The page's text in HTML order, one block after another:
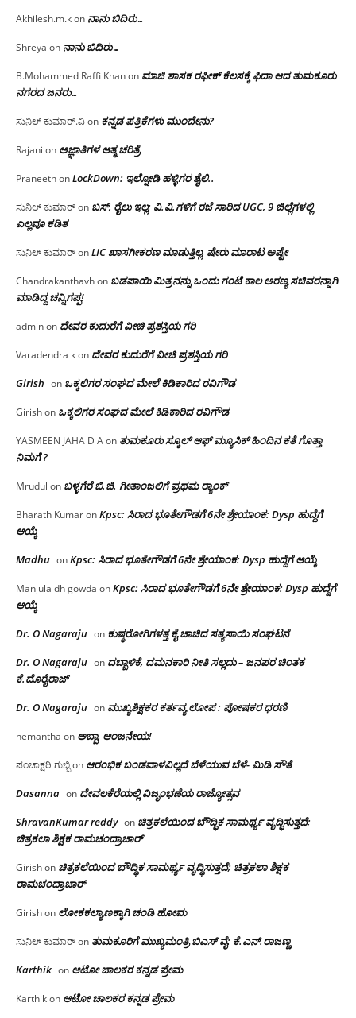
Akhilesh.m.kon ನಾನು ಬಿದಿರು…
Shreya on ನಾನು ಬಿದಿರು…
B.Mohammed Raffi Khanon ಮಾಜಿ ಶಾಸಕ ರಫೀಕ್ ಕೆಲಸಕ್ಕೆ ಫಿದಾ ಆದ ತುಮಕೂರು
ನಗರದ ಜನರು…
ಸುನಿಲ್ ಕುಮಾರ್.ವಿon ಕನ್ನಡ ಪತ್ರಿಕೆಗಳು ಮುಂದೇನು?
Rajani on ಅಜ್ಞಾತಿಗಳ ಆತ್ಮ ಚರಿತ್ರೆ
PraneethonLockDown: ಇಲ್ನೋಡಿ ಹಳ್ಳಿಗರ ಶೈಲಿ..
ಸುನಿಲ್ ಕುಮಾರ್on ಬಸ್, ರೈಲು ಇಲ್ಲ; ವಿ.ವಿ.ಗಳಿಗೆ ರಜೆ ಸಾರಿದ UGC, 9 ಜಿಲ್ಲೆಗಳಲ್ಲಿ
ಎಲ್ಲವೂ ಕಡಿತ
ಸುನಿಲ್ ಕುಮಾರ್onLIC ಖಾಸಗೀಕರಣ ಮಾಡುತ್ತಿಲ್ಲ, ಷೇರು ಮಾರಾಟ ಅಷ್ಟೇ
Chandrakanthavhon ಬಡಪಾಯಿ ಮಿತ್ರನನ್ನು ಒಂದು ಗಂಟೆ ಕಾಲ ಅರಣ್ಯ ಸಚಿವರನ್ನಾಗಿ
ಮಾಡಿದ್ದ ಚನ್ನಿಗಪ್ಪ!
adminon ದೇವರ ಕುದುರೆಗೆ ವೀಚಿ ಪ್ರಶಸ್ತಿಯ ಗರಿ
Varadendra kon ದೇವರ ಕುದುರೆಗೆ ವೀಚಿ ಪ್ರಶಸ್ತಿಯ ಗರಿ
Girish on ಒಕ್ಕಲಿಗರ ಸಂಘದ ಮೇಲೆ ಕಿಡಿಕಾರಿದ ರವಿಗೌಡ
Girishon ಒಕ್ಕಲಿಗರ ಸಂಘದ ಮೇಲೆ ಕಿಡಿಕಾರಿದ ರವಿಗೌಡ
YASMEEN JAHA D Aon ತುಮಕೂರು ಸ್ಕೂಲ್ ಆಫ್ ಮ್ಯೂಸಿಕ್ ಹಿಂದಿನ ಕತೆ ಗೊತ್ತಾ
ನಿಮಗೆ ?
Mrudul on ಬಳ್ಳಗೆರೆ ಬಿ.ಜಿ. ಗೀತಾಂಜಲಿಗೆ ಪ್ರಥಮ ರ‌್ಯಾಂಕ್
Bharath KumaronKpsc: ಸಿರಾದ ಭೂತೇಗೌಡಗೆ 6ನೇ ಶ್ರೇಯಾಂಕ: Dysp ಹುದ್ದೆಗೆ
ಆಯ್ಕೆ
Madhu onKpsc: ಸಿರಾದ ಭೂತೇಗೌಡಗೆ 6ನೇ ಶ್ರೇಯಾಂಕ: Dysp ಹುದ್ದೆಗೆ ಆಯ್ಕೆ
Manjula dh gowda onKpsc: ಸಿರಾದ ಭೂತೇಗೌಡಗೆ 6ನೇ ಶ್ರೇಯಾಂಕ: Dysp ಹುದ್ದೆಗೆ
ಆಯ್ಕೆ
Dr. O Nagaraju on ಕುಷ್ಠರೋಗಿಗಳತ್ತ ಕೈ ಚಾಚಿದ ಸತ್ಯಸಾಯಿ ಸಂಘಟನೆ
Dr. O Nagaraju on ದಬ್ಬಾಳಿಕೆ, ದಮನಕಾರಿ ನೀತಿ ಸಲ್ಲದು – ಜನಪರ ಚಿಂತಕ
ಕೆ.ದೊರೈರಾಜ್
Dr. O Nagaraju on ಮುಖ್ಯಶಿಕ್ಷಕರ ಕರ್ತವ್ಯ ಲೋಪ : ಪೋಷಕರ ಧರಣಿ
hemantha on ಅಬ್ಬಾ, ಆಂಜನೇಯ!
ಪಂಚಾಕ್ಷರಿ ಗುಬ್ಬಿon ಆರಂಭಿಕ ಬಂಡವಾಳವಿಲ್ಲದೆ ಬೆಳೆಯುವ ಬೆಳೆ- ಮಿಡಿ ಸೌತೆ
Dasanna on ದೇವಲಕೆರೆಯಲ್ಲಿ ವಿಜೃಂಭಣೆಯ ರಾಜ್ಯೋತ್ಸವ
ShravanKumar reddy on ಚಿತ್ರಕಲೆಯಿಂದ ಬೌದ್ಧಿಕ ಸಾಮರ್ಥ್ಯ ವೃದ್ಧಿಸುತ್ತದೆ;
ಚಿತ್ರಕಲಾ ಶಿಕ್ಷಕ ರಾಮಚಂದ್ರಾಚಾರ್
Girishon ಚಿತ್ರಕಲೆಯಿಂದ ಬೌದ್ಧಿಕ ಸಾಮರ್ಥ್ಯ ವೃದ್ಧಿಸುತ್ತದೆ; ಚಿತ್ರಕಲಾ ಶಿಕ್ಷಕ
ರಾಮಚಂದ್ರಾಚಾರ್
Girishon ಲೋಕಕಲ್ಯಾಣಕ್ಕಾಗಿ ಚಂಡಿ ಹೋಮ
ಸುನಿಲ್ ಕುಮಾರ್on ತುಮಕೂರಿಗೆ ಮುಖ್ಯಮಂತ್ರಿ ಬಿಎಸ್ ವೈ: ಕೆ.ಎನ್.ರಾಜಣ್ಣ
Karthik on ಆಟೋ ಚಾಲಕರ ಕನ್ನಡ ಪ್ರೇಮ
Karthikon ಆಟೋ ಚಾಲಕರ ಕನ್ನಡ ಪ್ರೇಮ